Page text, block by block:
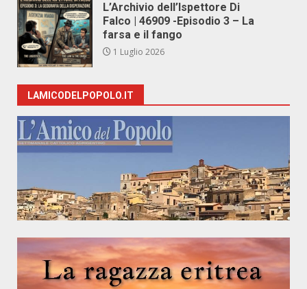
L’Archivio dell’Ispettore Di
Falco | 46909 -Episodio 3 – La
farsa e il fango
1 Luglio 2026
LAMICODELPOPOLO.IT